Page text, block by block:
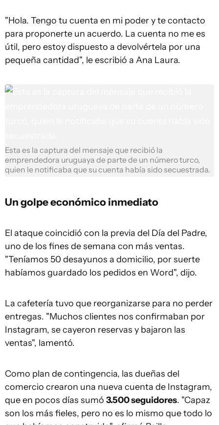
"Hola. Tengo tu cuenta en mi poder y te contacto
para proponerte un acuerdo. La cuenta no me es
útil, pero estoy dispuesto a devolvértela por una
pequeña cantidad", le escribió a Ana Laura.
Esta es la captura del mensaje que recibió la
emprendedora uruguaya de parte de un número turco,
quien le notificaba que su cuenta había sido secuestrada.
Un golpe económico inmediato
El ataque coincidió con la previa del Día del Padre,
uno de los fines de semana con más ventas.
"Teníamos 50 desayunos a domicilio, por suerte
habíamos guardado los pedidos en Word", dijo.
La cafetería tuvo que reorganizarse para no perder
entregas. "Muchos clientes nos confirmaban por
Instagram, se cayeron reservas y bajaron las
ventas", lamentó.
Como plan de contingencia, las dueñas del
comercio crearon una nueva cuenta de Instagram,
que en pocos días sumó 3.500 seguidores. "Capaz
son los más fieles, pero no es lo mismo que todo lo